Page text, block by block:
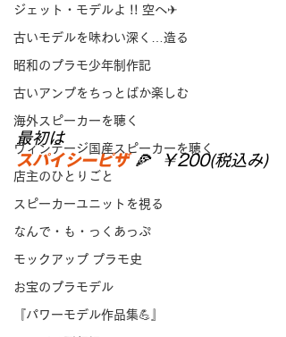
ジェット・モデルよ !! 空へ✈
古いモデルを味わい深く…造る
昭和のプラモ少年制作記
古いアンプをちっとばか楽しむ
海外スピーカーを聴く
ヴィンテージ国産スピーカーを聴く
店主のひとりごと
スピーカーユニットを視る
なんで・も・っくあっぷ
モックアップ プラモ史
お宝のプラモデル
『パワーモデル作品集💪』
最初は
スパイシーピザ 🍕  ￥200(税込み)